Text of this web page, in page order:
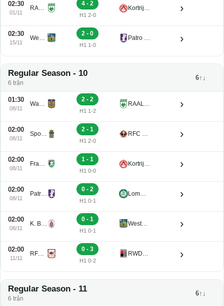
02:30
01/11
RAAL La Louviere U21
4 - 2
H1 2-0
Kortrijk U21 ›
02:30
15/11
Westerlo U21
2 - 0
H1 1-0
Patro Eisden U21 ›
Regular Season - 10
6 trận
6↑↓
01:30
08/11
Waasland-Beveren U21
2 - 2
H1 1-2
RAAL La Louviere U21 ›
02:00
08/11
Sporting Charleroi II
2 - 1
H1 2-0
RFC Seraing Reserve U21 ›
02:00
08/11
Francs Borains U21
1 - 1
H1 0-0
Kortrijk U21 ›
02:00
08/11
Patro Eisden U21
0 - 2
H1 0-1
Lommel U21 ›
02:00
08/11
K. Beerschot V.A. Reserve U21
0 - 1
H1 0-1
Westerlo U21 ›
02:00
11/11
RFC de Liege U21
0 - 3
H1 0-2
RWDM U21 ›
Regular Season - 11
6 trận
6↑↓